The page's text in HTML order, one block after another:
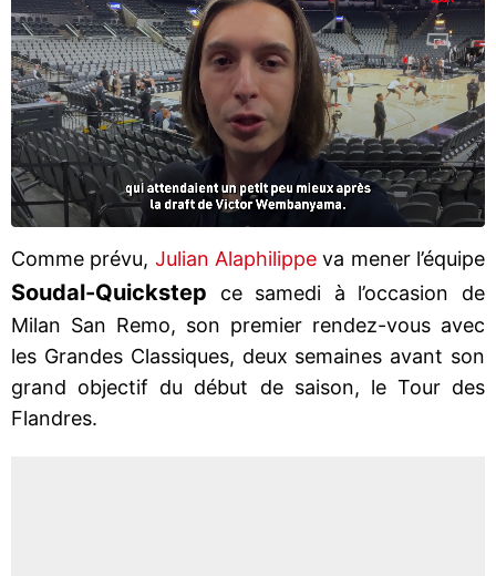
Comme prévu, Julian Alaphilippe va mener l’équipe
Soudal-Quickstep ce samedi à l’occasion de
Milan San Remo, son premier rendez-vous avec
les Grandes Classiques, deux semaines avant son
grand objectif du début de saison, le Tour des
Flandres.